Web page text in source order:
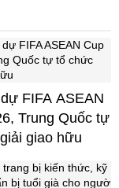
FIFA ASEAN
Trung Quốc tự
giao hữu